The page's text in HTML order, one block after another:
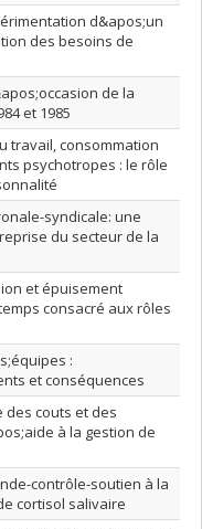
d&apos;un
des besoins de
de la
et 1985
travail, consommation
psychotropes : le rôle
syndicale: une
du secteur de la
et épuisement
consacré aux rôles
:
et conséquences
couts et des
à la gestion de
contrôle-soutien à la
cortisol salivaire